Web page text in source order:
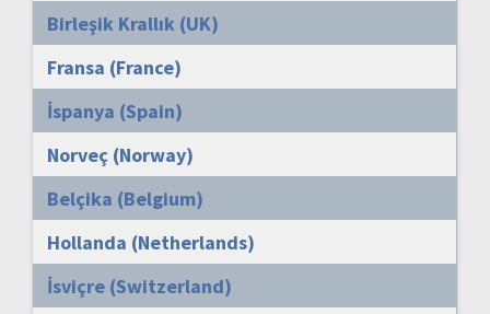
Birleşik Krallık (UK)
Fransa (France)
İspanya (Spain)
Norveç (Norway)
Belçika (Belgium)
Hollanda (Netherlands)
İsviçre (Switzerland)